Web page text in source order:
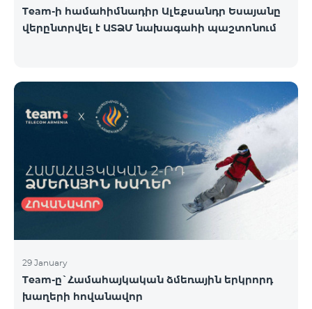
Team-ի համահիմնադիր Ալեքսանդր Եսայանը
վերընտրվել է ԱՏՁՄ նախագահի պաշտոնում
29 January
Team-ը`Համահայկական ձմեռային երկրորդ
խաղերի հովանավոր